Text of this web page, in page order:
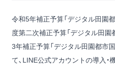
令和5年補正予算「デジタル田園
度第二次補正予算「デジタル田
3年補正予算「デジタル田園都市
て、LINE公式アカウントの導入